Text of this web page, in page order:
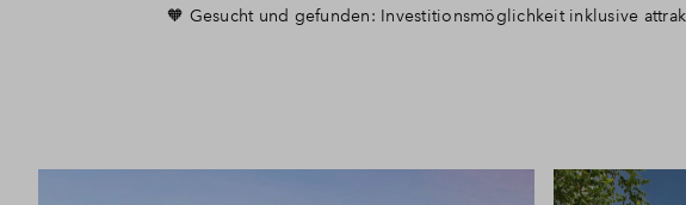
🧡 Gesucht und gefunden: Investitionsmöglichkeit inklusive